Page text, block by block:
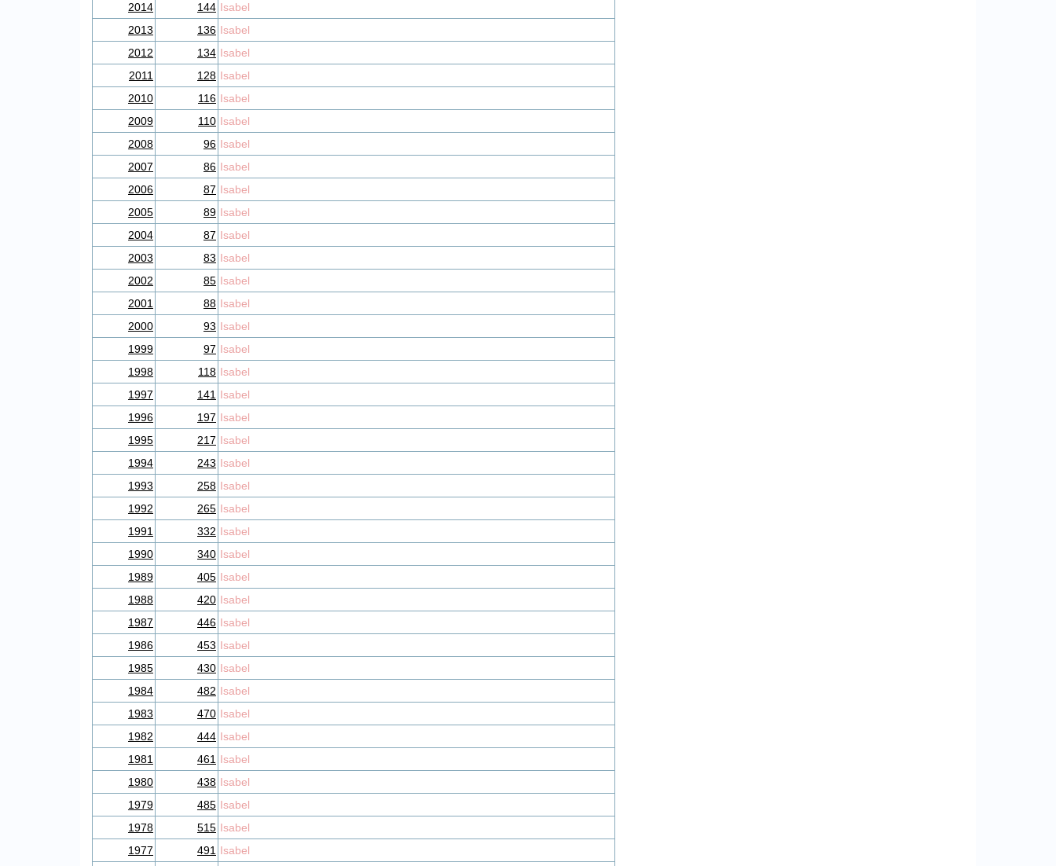
2014
144 Isabel
2013
136 Isabel
2012
134 Isabel
2011
128 Isabel
2010
116 Isabel
2009
110 Isabel
2008
96 Isabel
2007
86 Isabel
2006
87 Isabel
2005
89 Isabel
2004
87 Isabel
2003
83 Isabel
2002
85 Isabel
2001
88 Isabel
2000
93 Isabel
1999
97 Isabel
1998
118 Isabel
1997
141 Isabel
1996
197 Isabel
1995
217 Isabel
1994
243 Isabel
1993
258 Isabel
1992
265 Isabel
1991
332 Isabel
1990
340 Isabel
1989
405 Isabel
1988
420 Isabel
1987
446 Isabel
1986
453 Isabel
1985
430 Isabel
1984
482 Isabel
1983
470 Isabel
1982
444 Isabel
1981
461 Isabel
1980
438 Isabel
1979
485 Isabel
1978
515 Isabel
1977
491 Isabel